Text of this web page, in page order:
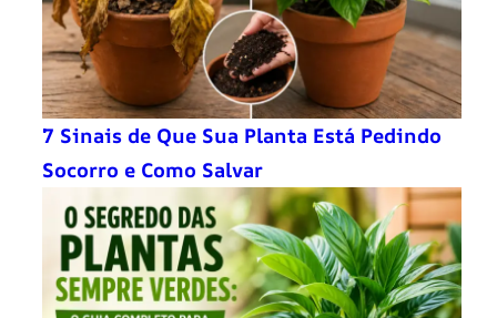
7 Sinais de Que Sua Planta Está Pedindo
Socorro e Como Salvar